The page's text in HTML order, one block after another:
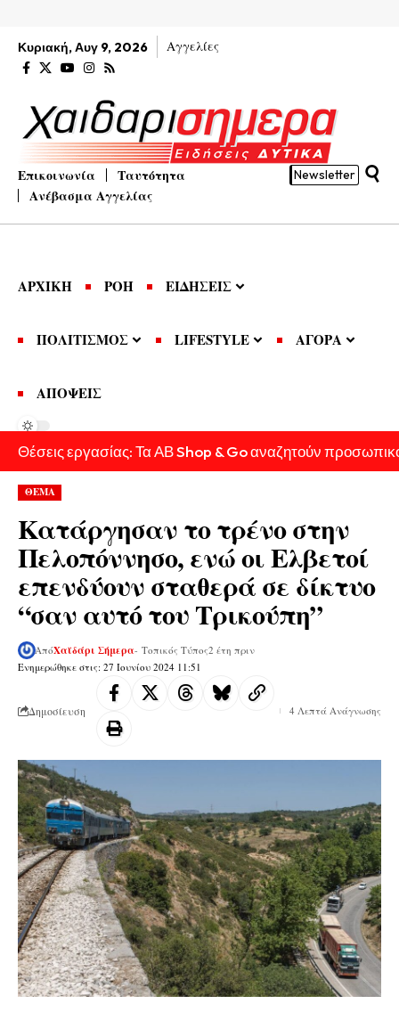
Κυριακή, Αυγ 9, 2026 Αγγελίες
Επικοινωνία
Ταυτότητα
Ανέβασμα Αγγελίας
Newsletter
ΑΡΧΙΚΗ ΡΟΗ ΕΙΔΗΣΕΙΣ
ΠΟΛΙΤΙΣΜΟΣ LIFESTYLE ΑΓΟΡΑ
ΑΠΟΨΕΙΣ
Θέσεις εργασίας: Τα ΑΒ Shop & Go αναζητούν
ΘΕΜΑ
Κατάργησαν το τρένο στην
Πελοπόννησο, ενώ οι Ελβετοί
επενδύουν σταθερά σε δίκτυο
“σαν αυτό του Τρικούπη”
Ενημερώθηκε στις: 27 Ιουνίου 2024 11:51
ΑπόΧαϊδάρι Σήμερα- Τοπικός Τύπος2 έτη πριν
Δημοσίευση 4 Λεπτά Ανάγνωσης